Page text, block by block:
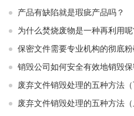
产品有缺陷就是瑕疵产品吗？
为什么焚烧废物是一种再利用
保密文件需要专业机构的彻底
销毁公司如何安全有效地销毁保
废弃文件销毁处理的五种方法（
废弃文件销毁处理的五种方法（